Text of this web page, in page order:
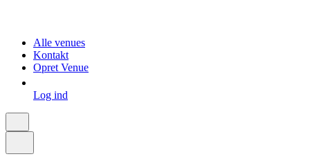
Alle venues
Kontakt
Opret Venue
Log ind